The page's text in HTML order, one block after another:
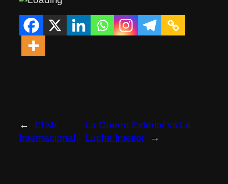
←
El Mr.
Internacional
La Guerra Exterior vs La
Lucha Interior
→